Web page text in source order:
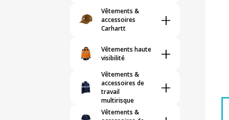
Vêtements &
accessoires
Carhartt
+
Vêtements haute
visibilité
+
Vêtements &
accessoires de
travail
multirisque
+
Vêtements &